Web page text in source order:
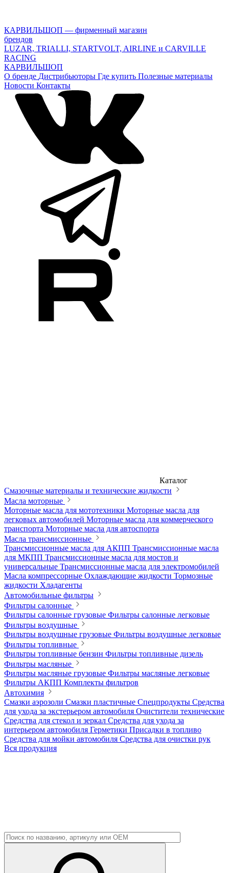
КАРВИЛЬШОП — фирменный магазин
брендов
LUZAR, TRIALLI, STARTVOLT, AIRLINE и CARVILLE
RACING
КАРВИЛЬШОП
О бренде Дистрибьюторы Где купить Полезные материалы
Новости Контакты
Каталог
Смазочные материалы и технические жидкости
Масла моторные
Моторные масла для мототехники Моторные масла для
легковых автомобилей Моторные масла для коммерческого
транспорта Моторные масла для автоспорта
Масла трансмиссионные
Трансмиссионные масла для АКПП Трансмиссионные масла
для МКПП Трансмиссионные масла для мостов и
универсальные Трансмиссионные масла для электромобилей
Масла компрессорные Охлаждающие жидкости Тормозные
жидкости Хладагенты
Автомобильные фильтры
Фильтры салонные
Фильтры салонные грузовые Фильтры салонные легковые
Фильтры воздушные
Фильтры воздушные грузовые Фильтры воздушные легковые
Фильтры топливные
Фильтры топливные бензин Фильтры топливные дизель
Фильтры масляные
Фильтры масляные грузовые Фильтры масляные легковые
Фильтры АКПП Комплекты фильтров
Автохимия
Смазки аэрозоли Смазки пластичные Спецпродукты Средства
для ухода за экстерьером автомобиля Очистители технические
Средства для стекол и зеркал Средства для ухода за
интерьером автомобиля Герметики Присадки в топливо
Средства для мойки автомобиля Средства для очистки рук
Вся продукция